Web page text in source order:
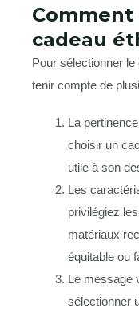
cadeau
Pour sélectionner
tenir compte de
La
choisir un
utile à son
Les
privilégiez
matériaux
équitable ou
Le message
sélectionner